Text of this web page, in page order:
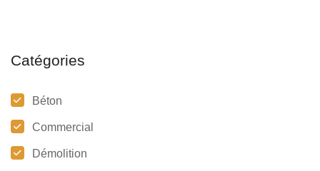
Catégories
Béton
Commercial
Démolition